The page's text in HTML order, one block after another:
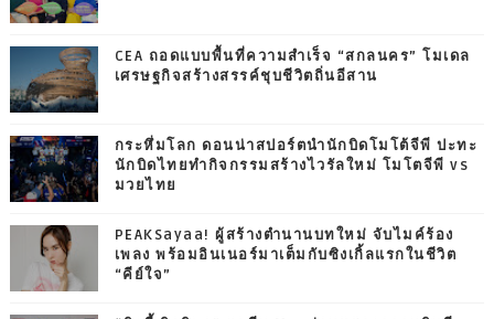
CEA ถอดแบบพื้นที่ความสำเร็จ “สกลนคร” โมเดล
เศรษฐกิจสร้างสรรค์ชุบชีวิตถิ่นอีสาน
กระหึ่มโลก ดอนน่าสปอร์ตนำนักบิดโมโต้จีพี ปะทะ
นักบิดไทยทำกิจกรรมสร้างไวรัลใหม่ โมโตจีพี vs
มวยไทย
PEAKSayaa! ผู้สร้างตำนานบทใหม่ จับไมค์ร้อง
เพลง พร้อมอินเนอร์มาเต็มกับซิงเกิ้ลแรกในชีวิต
“คีย์ใจ”